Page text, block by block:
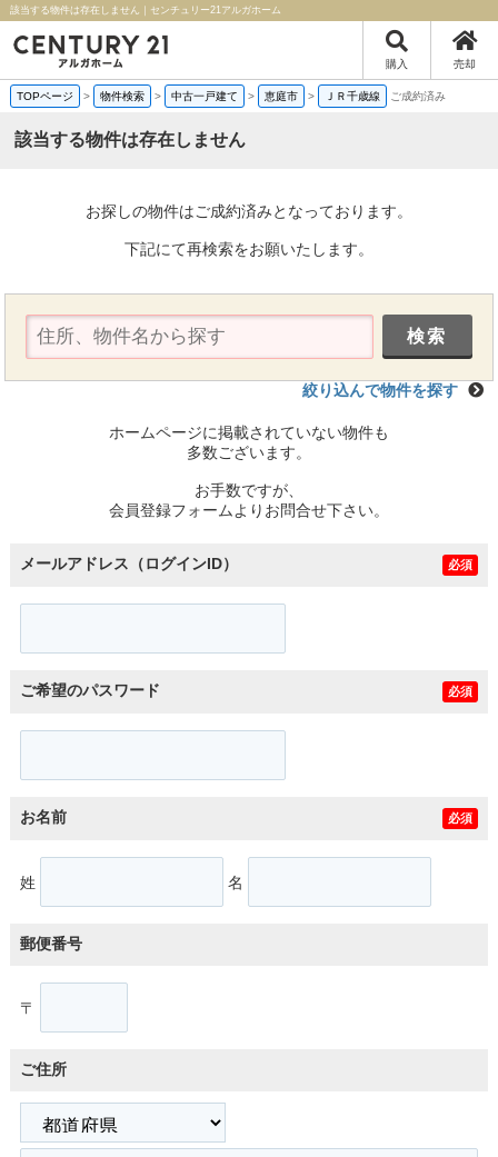
該当する物件は存在しません｜センチュリー21アルガホーム
購入 売却
TOPページ > 物件検索 > 中古一戸建て > 恵庭市 > ＪＲ千歳線 ご成約済み
該当する物件は存在しません
お探しの物件はご成約済みとなっております。
下記にて再検索をお願いたします。
絞り込んで物件を探す
ホームページに掲載されていない物件も
多数ございます。
お手数ですが、
会員登録フォームよりお問合せ下さい。
メールアドレス（ログインID） 必須
ご希望のパスワード 必須
お名前 必須
姓 名
郵便番号
〒
ご住所